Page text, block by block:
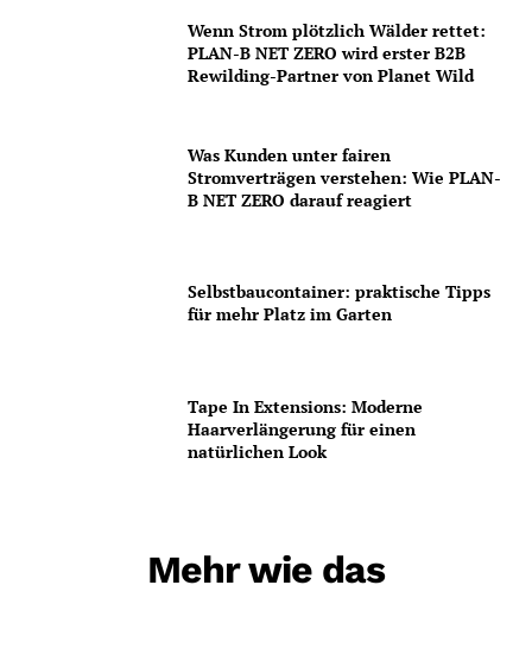
Wenn Strom plötzlich Wälder rettet:
PLAN-B NET ZERO wird erster B2B
Rewilding-Partner von Planet Wild
Was Kunden unter fairen
Stromverträgen verstehen: Wie PLAN-
B NET ZERO darauf reagiert
Selbstbaucontainer: praktische Tipps
für mehr Platz im Garten
Tape In Extensions: Moderne
Haarverlängerung für einen
natürlichen Look
Mehr wie das